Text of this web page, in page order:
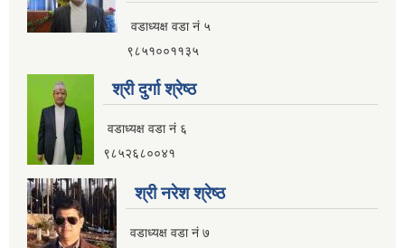
वडाध्यक्ष वडा नं ५
९८५१००११३५
श्री दुर्गा श्रेष्ठ
वडाध्यक्ष वडा नं ६
९८५२६८००४१
श्री नरेश श्रेष्ठ
वडाध्यक्ष वडा नं ७